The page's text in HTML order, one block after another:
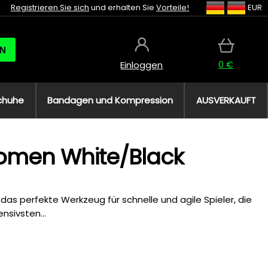
Registrieren Sie sich und erhalten Sie Vorteile! EUR
Einloggen 0 €
Bandagen und Kompression AUSVERKAUFT
White/Black
perfekte Werkzeug für schnelle und agile Spieler, die